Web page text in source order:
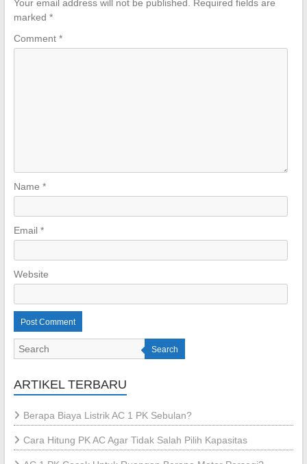
Your email address will not be published. Required fields are
marked *
Comment *
Name *
Email *
Website
Search
ARTIKEL TERBARU
Berapa Biaya Listrik AC 1 PK Sebulan?
Cara Hitung PK AC Agar Tidak Salah Pilih Kapasitas